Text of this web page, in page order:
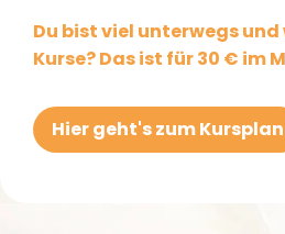
Du bist viel unterwegs
Kurse? Das ist für 30 € im
Hier geht's zum Kursplan